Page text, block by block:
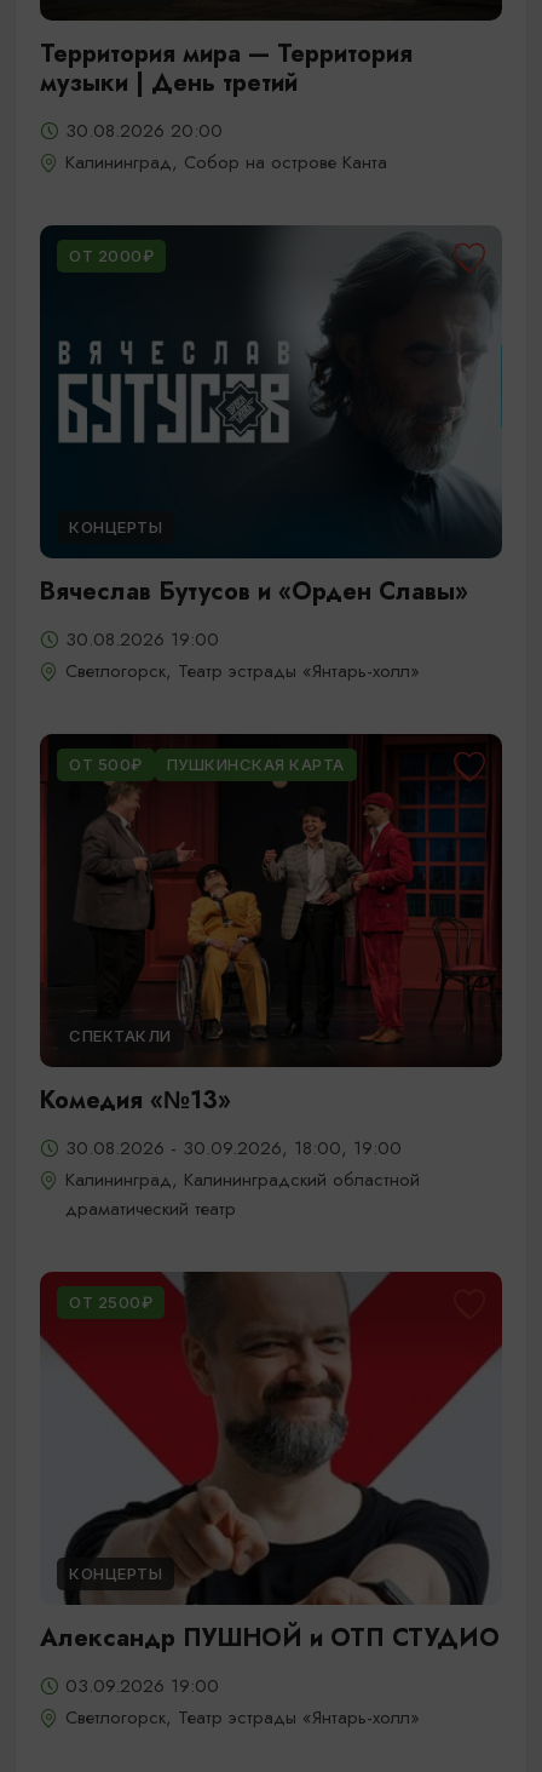
Территория мира — Территория
музыки | День третий
30.08.2026 20:00
Калининград, Собор на острове Канта
ОТ 2000₽
КОНЦЕРТЫ
Вячеслав Бутусов и «Орден Славы»
30.08.2026 19:00
Светлогорск, Театр эстрады «Янтарь-холл»
ОТ 500₽ ПУШКИНСКАЯ КАРТА
СПЕКТАКЛИ
Комедия «№13»
30.08.2026 - 30.09.2026, 18:00, 19:00
Калининград, Калининградский областной
драматический театр
ОТ 2500₽
КОНЦЕРТЫ
Александр ПУШНОЙ и ОТП СТУДИО
03.09.2026 19:00
Светлогорск, Театр эстрады «Янтарь-холл»